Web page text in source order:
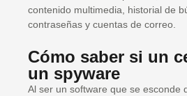
contenido multimedia, historial de
contraseñas y cuentas de correo.
Cómo saber si un
un spyware
Al ser un software que se esconde